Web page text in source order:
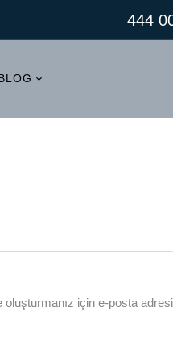
444
için e-posta